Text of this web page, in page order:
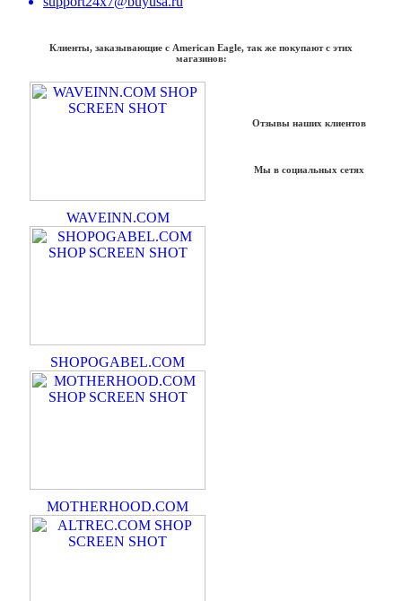
Клиенты, заказывающие с American Eagle, так же покупают с этих
магазинов:
WAVEINN.COM
SHOPOGABEL.COM
MOTHERHOOD.COM
Отзывы наших клиентов
Мы в социальных сетях